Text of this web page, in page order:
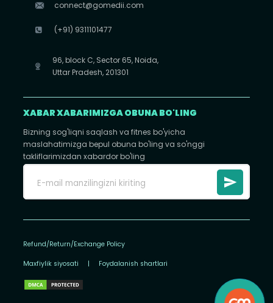
connect@gomedii.com
(+91) 9311101477
96, block C, Sector 65, Noida,
Uttar Pradesh, 201301
XABAR XABARIMIZGA OBUNA BO'LING
Bizning sog'liqni saqlash va fitnes bo'yicha
maslahatimizga bepul obuna bo'ling va so'nggi
takliflarimizdan xabardor bo'ling
Refund/Return/Exchange Policy
Maxfiylik siyosati | Foydalanish shartlari